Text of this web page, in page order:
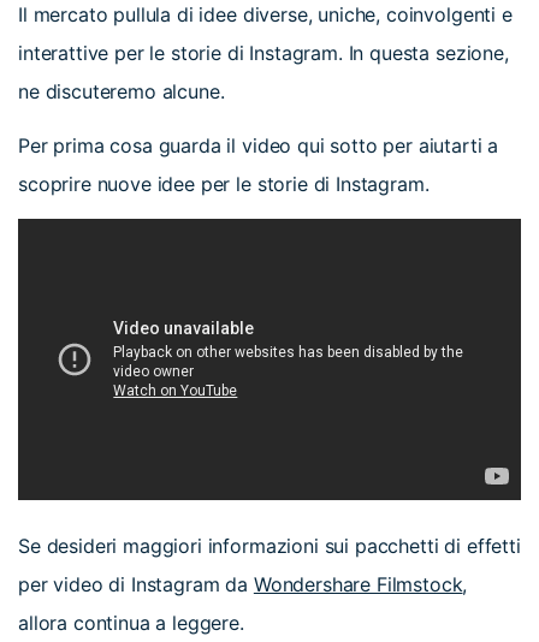
Il mercato pullula di idee diverse, uniche, coinvolgenti e
interattive per le storie di Instagram. In questa sezione,
ne discuteremo alcune.
Per prima cosa guarda il video qui sotto per aiutarti a
scoprire nuove idee per le storie di Instagram.
Se desideri maggiori informazioni sui pacchetti di effetti
per video di Instagram da Wondershare Filmstock,
allora continua a leggere.